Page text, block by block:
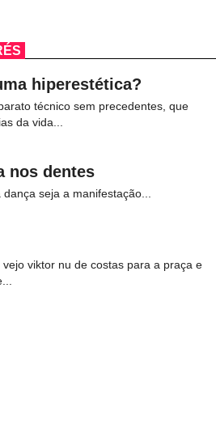
hiperestética?
técnico sem precedentes, que
da vida...
nos dentes
seja a manifestação...
viktor nu de costas para a praça e